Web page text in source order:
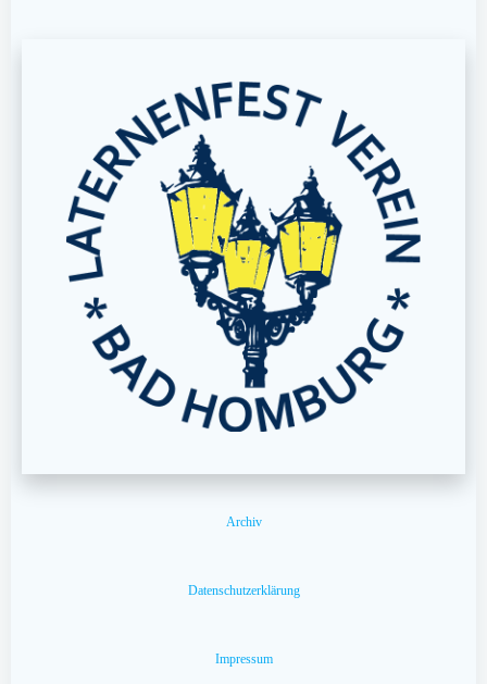
Archiv
Datenschutzerklärung
Impressum